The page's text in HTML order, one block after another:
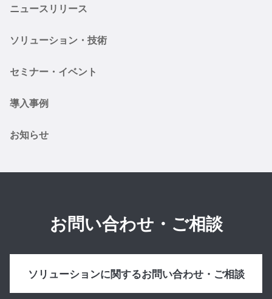
ニュースリリース
ソリューション・技術
セミナー・イベント
導入事例
お知らせ
お問い合わせ・ご相談
ソリューションに関するお問い合わせ・ご相談